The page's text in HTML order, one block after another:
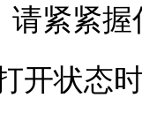
请紧紧
开状态